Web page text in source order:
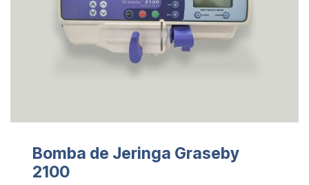
Bomba de Jeringa Graseby
2100